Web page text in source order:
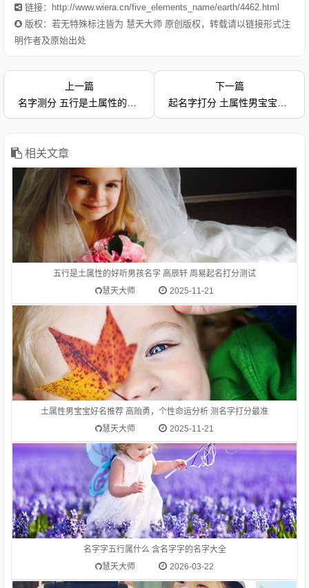
链接：http://www.wiera.cn/five_elements_name/earth/4462.html
版权：若无特殊标注皆为 慧天大师 原创版权，转载请以链接形式注
明作者及原始出处
上一篇
名字测分 五行是土属性的好听男孩名字 彭维勋
下一篇
起名字打分 土属性男宝宝好名推荐 尤颐安，个性命运分析
相关文章
1.高辰轩-字典释意高,笔画数是 10高 读音是gāo,高gāo由下到上
距离大的，与“低”相对：高峰。高空。高踞。高原。高耸。高山
流水（喻知己、知音或乐曲高妙）。高屋建瓴（形容居高临下的
高考。在一般标准或平均程度之上：高质量。高消费。高价。
五行是土属性的好听男孩名字 高辰轩 周易起名打分测试
慧天大师
2025-11-21
1.高贻勇-字典释意高,笔画数是 10高 读音是gāo,高gāo由下到上
距离大的，与“低”相对：高峰。高空。高踞。高原。高耸。高山
流水（喻知己、知音或乐曲高妙）。高屋建瓴（形容居高临下的
形势）。高瞻远瞩。高度：他身高一米八。等级在上的：高级。
高考。在一般标准或平均程度之上：高质量。高消费。高价。
土属性男宝宝好名推荐 高贻勇，个性命运分析 测名字打分最准
慧天大师
2025-11-21
名字字五行属什么？含名字字的女宝宝起名推荐
名字字五行属什么 含名字字的名字大全
慧天大师
2026-03-22
1.高维唯-字典释意高,笔画数是 10高 读音是gāo,高gāo由下到上
距离大的，与“低”相对：高峰。高空。高踞。高原。高耸。高山
流水（喻知己、知音或乐曲高妙）。高屋建瓴（形容居高临下的
形势）。高瞻远瞩。高度：他身高一米八。等级在上的：高级。
高考。在一般标准或平均程度之上：高质量。高消费。高价。